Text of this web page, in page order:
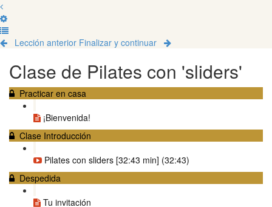
Lección anterior Finalizar y continuar
Clase de Pilates con 'sliders'
Practicar en casa
¡Bienvenida!
Clase Introducción
Pilates con sliders [32:43 min] (32:43)
Despedida
Tu invitación